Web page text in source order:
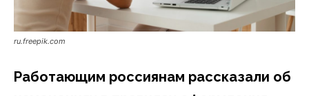
ru.freepik.com
Работающим россиянам рассказали об